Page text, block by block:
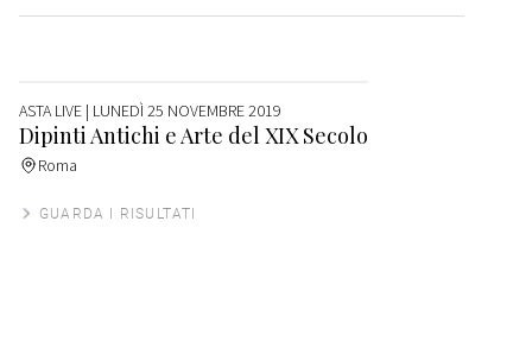
ASTA LIVE | LUNEDÌ 25 NOVEMBRE 2019
Dipinti Antichi e Arte del XIX Secolo
Roma
GUARDA I RISULTATI